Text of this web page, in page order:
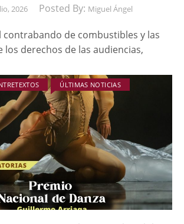
2026 Posted By: Miguel Ángel
de combustibles y las
los derechos de las audiencias,
ÚLTIMAS NOTICIAS